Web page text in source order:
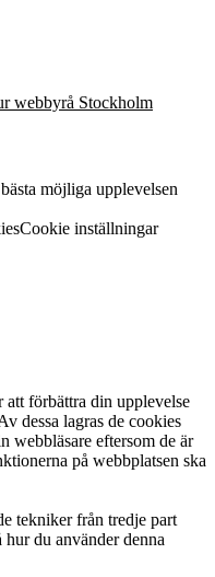
webbyrå Stockholm
möjliga upplevelsen
Cookie inställningar
förbättra din upplevelse
dessa lagras de cookies
webbläsare eftersom de är
på webbplatsen ska
tekniker från tredje part
hur du använder denna